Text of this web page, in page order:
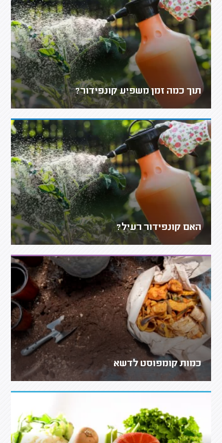
תוך כמה זמן משפיע קונפידור?
האם קונפידור רעיל?
כמות קומפוסט לדשא